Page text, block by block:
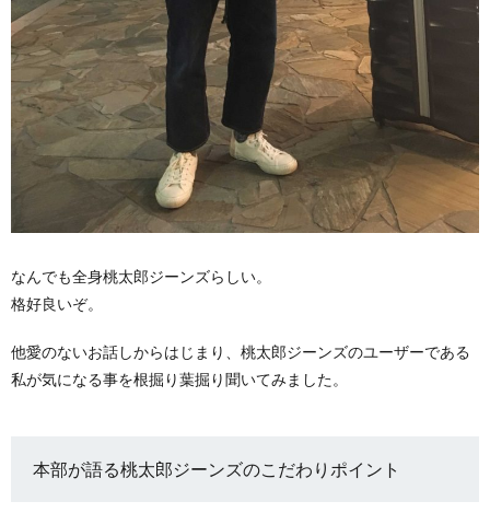
なんでも全身桃太郎ジーンズらしい。
格好良いぞ。
他愛のないお話しからはじまり、桃太郎ジーンズのユーザーである
私が気になる事を根掘り葉掘り聞いてみました。
本部が語る桃太郎ジーンズのこだわりポイント